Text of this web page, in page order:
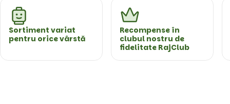
Sortiment variat
pentru orice vârstă
Recompense în
clubul nostru de
fidelitate RajClub